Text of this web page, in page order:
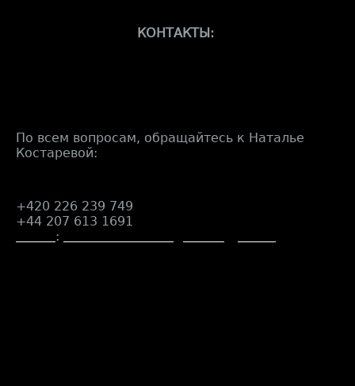
КОНТАКТЫ:
По всем вопросам, обращайтесь к Наталье
Костаревой:
+420 226 239 749
+44 207 613 1691
: